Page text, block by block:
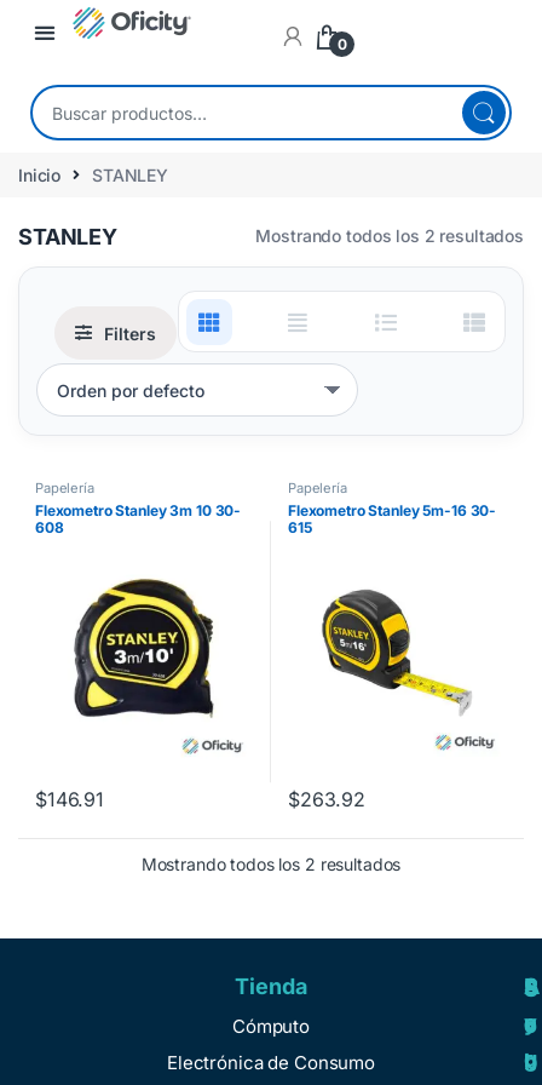
0
Inicio STANLEY
STANLEY Mostrando todos los 2 resultados
Filters
Papelería
Flexometro Stanley 3m 10 30-
608
$146.91
Papelería
Flexometro Stanley 5m-16 30-
615
$263.92
Mostrando todos los 2 resultados
Tienda
Cómputo
Electrónica de Consumo
A
y
u
S
o
b
R
e
g
S
e
r